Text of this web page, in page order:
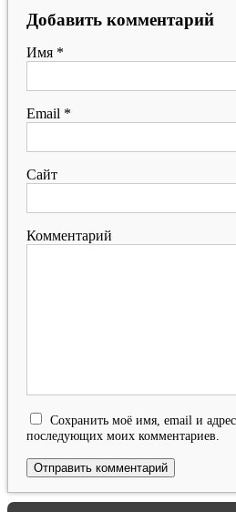
Добавить комментарий
Имя *
Email *
Сайт
Комментарий
Сохранить моё имя, email и
последующих моих комментариев.